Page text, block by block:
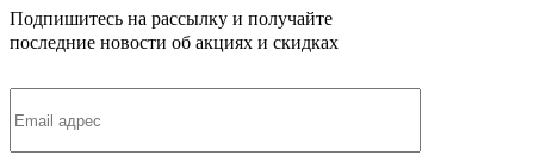
Подпишитесь на рассылку и получайте
последние новости об акциях и скидках